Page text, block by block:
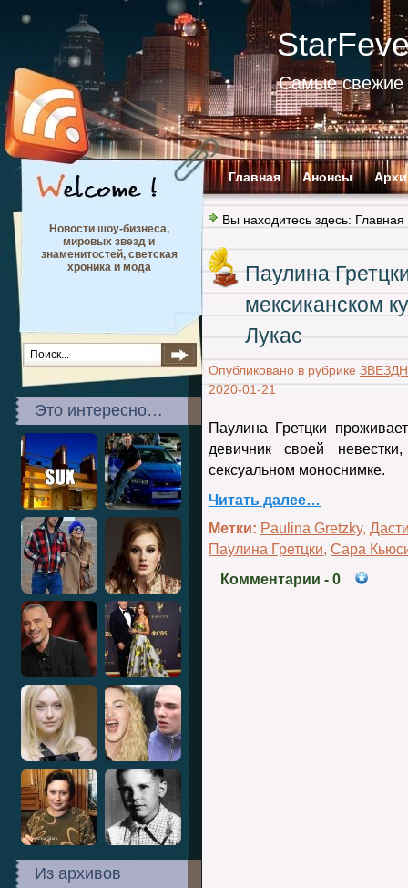
Самые свежие
Главная Анонсы
Новости шоу-бизнеса,
мировых звезд и
знаменитостей, светская
хроника и мода
Это интересно…
Из архивов
Вы находитесь здесь: Главная
Паулина
мексиканском
Лукас
Опубликовано в рубрике
2020-01-21
Паулина Гретцки
девичник своей
сексуальном моноснимке.
Читать далее…
Метки: Paulina Gretzky,
Паулина Гретцки, Сара
Комментарии - 0